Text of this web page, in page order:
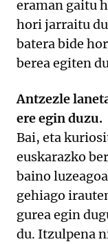
eraman gaitu
hori jarraitu
batera bide
berea egiten
Antzezle
ere egin duzu.
Bai, eta
euskarazko
baino
gehiago
gurea egin
du. Itzulpena